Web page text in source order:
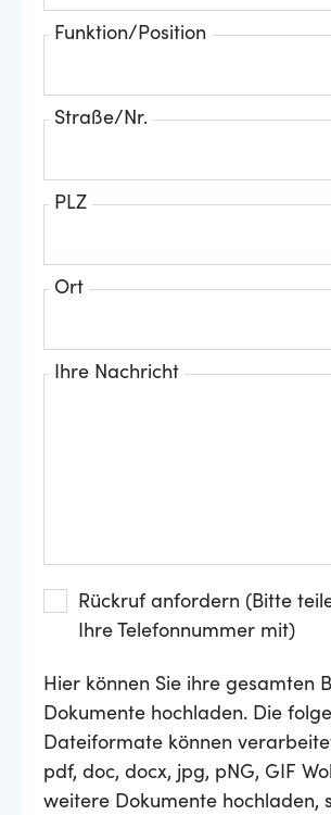
Funktion/Position
Straße/Nr.
PLZ
Ort
Ihre Nachricht
Rückruf anfordern (Bitte
Ihre Telefonnummer mit)
Hier können Sie ihre gesamten
Dokumente hochladen. Die
Dateiformate können
pdf, doc, docx, jpg, pNG, GIF
weitere Dokumente hochladen,